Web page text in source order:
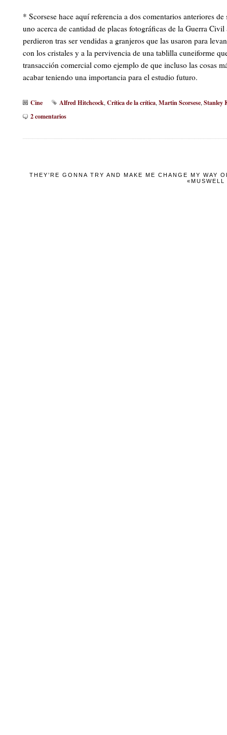
* Scorsese hace aquí referencia a dos comentarios anteriores
uno acerca de cantidad de placas fotográficas de la Guerra Civil
perdieron tras ser vendidas a granjeros que las usaron para
con los cristales y a la pervivencia de una tablilla cuneiforme
transacción comercial como ejemplo de que incluso las cosas
acabar teniendo una importancia para el estudio futuro.
Cine Alfred Hitchcock, Crítica de la crítica, Martin Scorsese, Stanley
2 comentarios
THEY’RE GONNA TRY AND MAKE ME CHANGE MY WAY